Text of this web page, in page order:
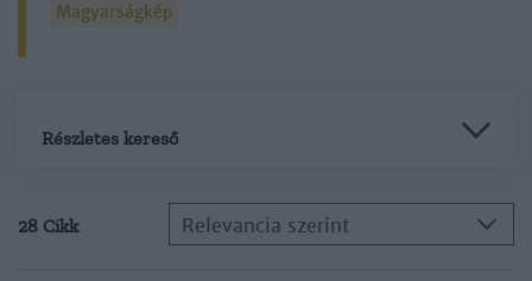
Magyarságkép
Részletes kereső
28 Cikk Relevancia szerint